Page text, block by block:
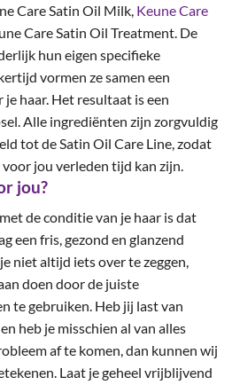
Care Satin Oil Milk, Keune Care
Care Satin Oil Treatment. De
hun eigen specifieke
vormen ze samen een
haar. Het resultaat is een
Alle ingrediënten zijn zorgvuldig
tot de Satin Oil Care Line, zodat
jou verleden tijd kan zijn.
jou?
de conditie van je haar is dat
een fris, gezond en glanzend
niet altijd iets over te zeggen,
doen door de juiste
te gebruiken. Heb jij last van
heb je misschien al van alles
af te komen, dan kunnen wij
Laat je geheel vrijblijvend